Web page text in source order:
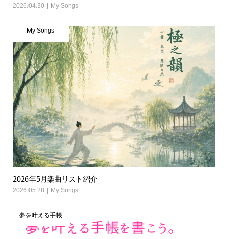
2026.04.30 My Songs
My Songs
2026年5月楽曲リスト紹介
2026.05.28 My Songs
夢を叶える手帳